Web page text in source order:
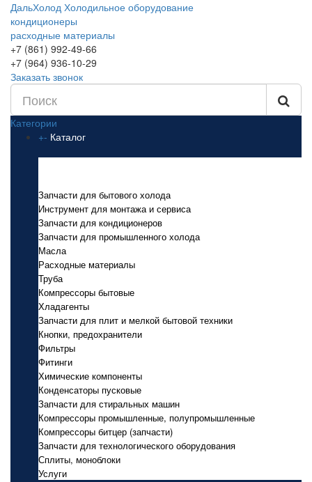
ДальХолод Холодильное оборудование
кондиционеры
расходные материалы
+7 (861) 992-49-66
+7 (964) 936-10-29
Заказать звонок
Категории
+- Каталог
Запчасти для бытового холода
Инструмент для монтажа и сервиса
Запчасти для кондиционеров
Запчасти для промышленного холода
Масла
Расходные материалы
Труба
Компрессоры бытовые
Хладагенты
Запчасти для плит и мелкой бытовой техники
Кнопки, предохранители
Фильтры
Фитинги
Химические компоненты
Конденсаторы пусковые
Запчасти для стиральных машин
Компрессоры промышленные, полупромышленные
Компрессоры битцер (запчасти)
Запчасти для технологического оборудования
Сплиты, моноблоки
Услуги